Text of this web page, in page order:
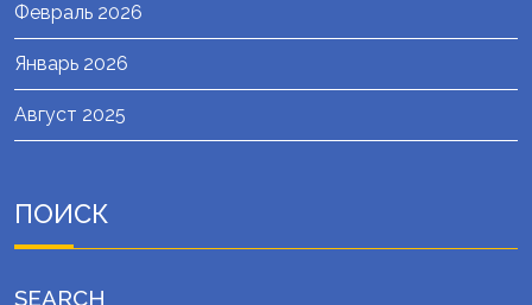
Февраль 2026
Январь 2026
Август 2025
ПОИСК
SEARCH